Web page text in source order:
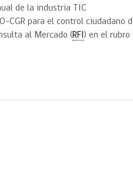
de la industria TIC
CGR para el control ciudadano
al Mercado (RFI) en el rubro